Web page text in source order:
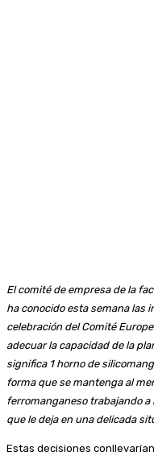
El comité de empresa de la
ha conocido esta semana las
celebración del Comité
adecuar la capacidad de la
significa 1 horno de
forma que se mantenga al
ferromanganeso trabajando a
que le deja en una delicada
Estas decisiones